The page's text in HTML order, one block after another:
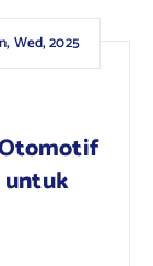
Wed, 2025
Otomotif
untuk